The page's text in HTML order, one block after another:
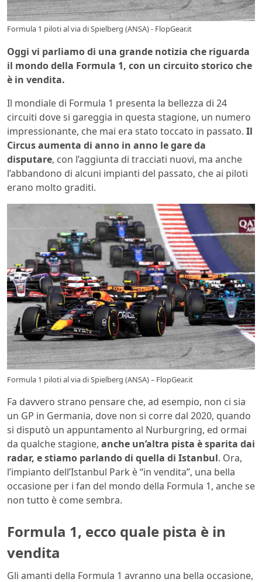
Formula 1 piloti al via di Spielberg (ANSA) - FlopGear.it
Oggi vi parliamo di una grande notizia che riguarda
il mondo della Formula 1, con un circuito storico che
è in vendita.
Il mondiale di Formula 1 presenta la bellezza di 24
circuiti dove si gareggia in questa stagione, un numero
impressionante, che mai era stato toccato in passato. Il
Circus aumenta di anno in anno le gare da
disputare, con l’aggiunta di tracciati nuovi, ma anche
l’abbandono di alcuni impianti del passato, che ai piloti
erano molto graditi.
Formula 1 piloti al via di Spielberg (ANSA) – FlopGear.it
Fa davvero strano pensare che, ad esempio, non ci sia
un GP in Germania, dove non si corre dal 2020, quando
si disputò un appuntamento al Nurburgring, ed ormai
da qualche stagione, anche un’altra pista è sparita dai
radar, e stiamo parlando di quella di Istanbul. Ora,
l’impianto dell’Istanbul Park è “in vendita”, una bella
occasione per i fan del mondo della Formula 1, anche se
non tutto è come sembra.
Formula 1, ecco quale pista è in
vendita
Gli amanti della Formula 1 avranno una bella occasione,